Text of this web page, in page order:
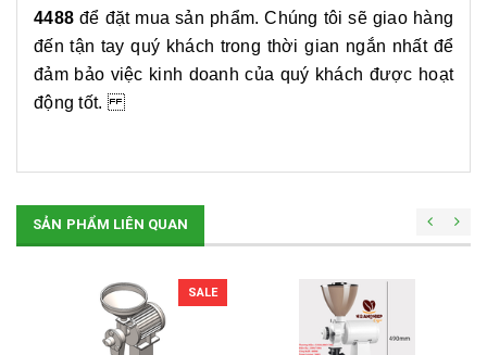
4488 để đặt mua sản phẩm. Chúng tôi sẽ giao hàng
đến tận tay quý khách trong thời gian ngắn nhất để
đảm bảo việc kinh doanh của quý khách được hoạt
động tốt.
SẢN PHẨM LIÊN QUAN
SALE